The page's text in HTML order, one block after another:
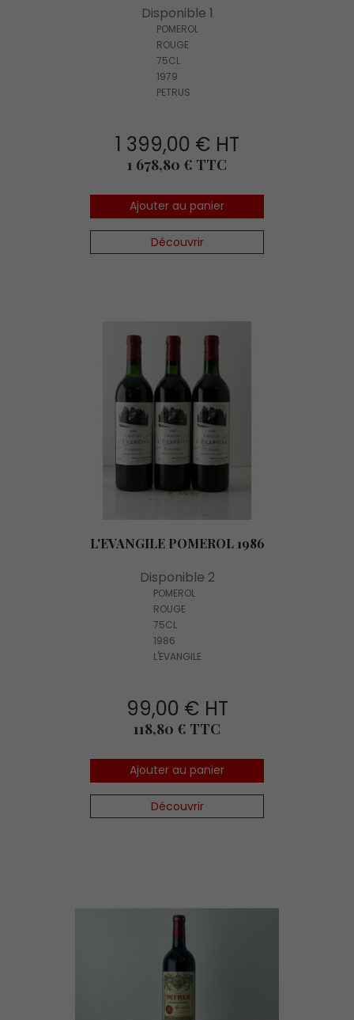
Disponible 1
POMEROL
ROUGE
75CL
1979
PETRUS
1 399,00 € HT
Prix
1 678,80 € TTC
Ajouter au panier
Découvrir
L'EVANGILE POMEROL 1986
Disponible 2
POMEROL
ROUGE
75CL
1986
L'EVANGILE
99,00 € HT
Prix
118,80 € TTC
Ajouter au panier
Découvrir